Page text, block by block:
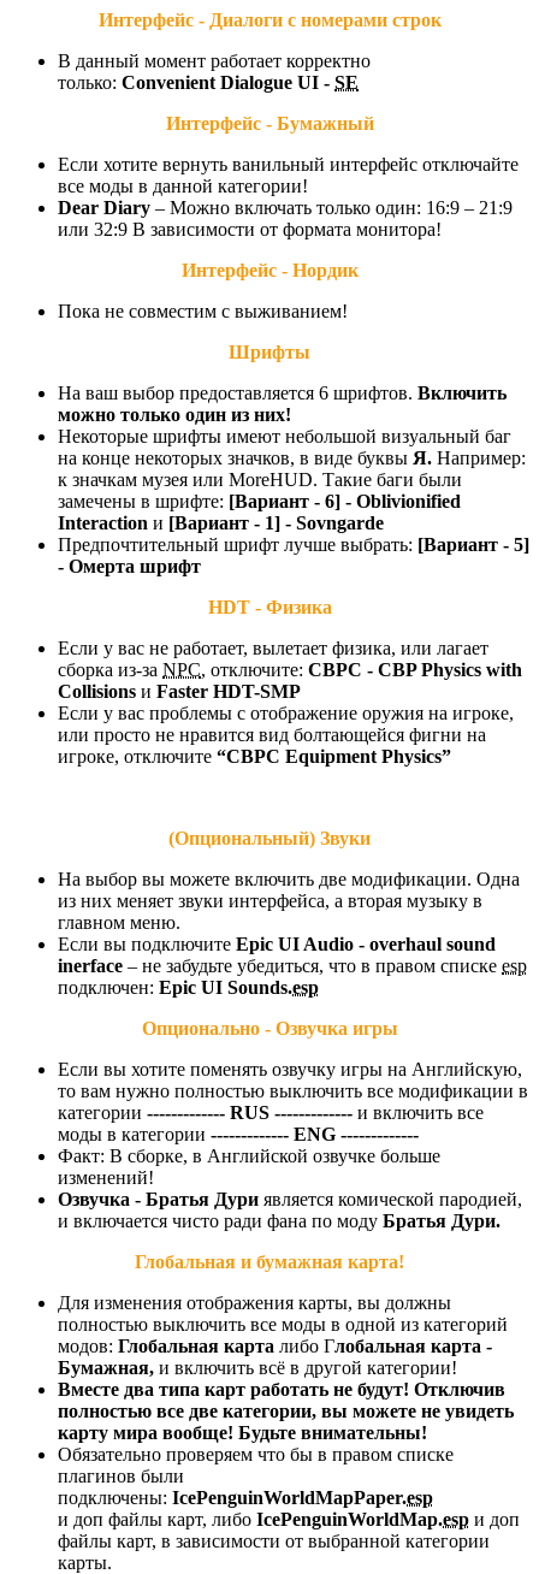
Интерфейс - Диалоги с номерами строк
В данный момент работает корректно
только: Convenient Dialogue UI - SE
Интерфейс - Бумажный
Если хотите вернуть ванильный интерфейс отключайте
все моды в данной категории!
Dear Diary – Можно включать только один: 16:9 – 21:9
или 32:9 В зависимости от формата монитора!
Интерфейс - Нордик
Пока не совместим с выживанием!
Шрифты
На ваш выбор предоставляется 6 шрифтов. Включить
можно только один из них!
Некоторые шрифты имеют небольшой визуальный баг
на конце некоторых значков, в виде буквы Я. Например:
к значкам музея или MoreHUD. Такие баги были
замечены в шрифте: [Вариант - 6] - Oblivionified
Interaction и [Вариант - 1] - Sovngarde
Предпочтительный шрифт лучше выбрать: [Вариант - 5]
- Омерта шрифт
HDT - Физика
Если у вас не работает, вылетает физика, или лагает
сборка из-за NPC, отключите: CBPC - CBP Physics with
Collisions и Faster HDT-SMP
Если у вас проблемы с отображение оружия на игроке,
или просто не нравится вид болтающейся фигни на
игроке, отключите “CBPC Equipment Physics”
(Опциональный) Звуки
На выбор вы можете включить две модификации. Одна
из них меняет звуки интерфейса, а вторая музыку в
главном меню.
Если вы подключите Epic UI Audio - overhaul sound
inerface – не забудьте убедиться, что в правом списке esp
подключен: Epic UI Sounds.esp
Опционально - Озвучка игры
Если вы хотите поменять озвучку игры на Английскую,
то вам нужно полностью выключить все модификации в
категории ------------- RUS ------------- и включить все
моды в категории ------------- ENG -------------
Факт: В сборке, в Английской озвучке больше
изменений!
Озвучка - Братья Дури является комической пародией,
и включается чисто ради фана по моду Братья Дури.
Глобальная и бумажная карта!
Для изменения отображения карты, вы должны
полностью выключить все моды в одной из категорий
модов: Глобальная карта либо Глобальная карта -
Бумажная, и включить всё в другой категории!
Вместе два типа карт работать не будут! Отключив
полностью все две категории, вы можете не увидеть
карту мира вообще! Будьте внимательны!
Обязательно проверяем что бы в правом списке
плагинов были
подключены: IcePenguinWorldMapPaper.esp
и доп файлы карт, либо IcePenguinWorldMap.esp и доп
файлы карт, в зависимости от выбранной категории
карты.